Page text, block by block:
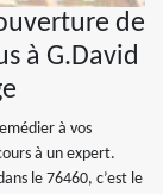
de
à G.David
à vos
à un expert.
le 76460, c’est le